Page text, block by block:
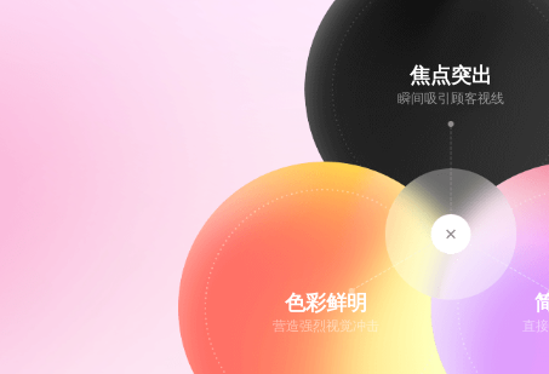
焦点突出
瞬间吸引顾客视线
色彩鲜明
营造强烈视觉冲击 直